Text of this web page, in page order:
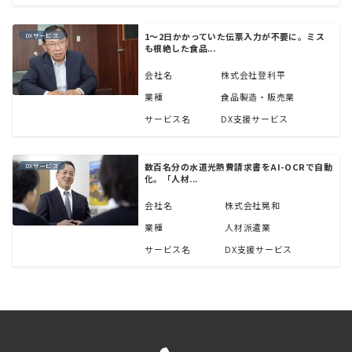
DXサービス
1〜2日かかっていた伝票入力が不要に。ミス
も根絶した食品...
会社名
株式会社登利平
業種
食品製造・販売業
サービス名
DX支援サービス
DXサービス
数百名分の水道光熱費請求書をAI-OCRで自動
化。「人材...
会社名
株式会社晃和
業種
人材派遣業
サービス名
DX支援サービス